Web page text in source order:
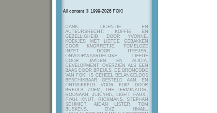
All content © 1999-2026 FOK!
DANK, LICENTIE EN
AUTEURSRECHT: KOFFIE EN
GEZELLIGHEID DOOR YVONNE,
KOEKJES MET LIEFDE GEBAKKEN
DOOR KNORRETJE, TOMELOZE
INZET DOOR ITEEJER,
ONVOORWAARDELIJKE LIEFDE
DOOR JAYDEN EN ALICIA,
DEVELOPMENT OVERZIEN ALS EEN
BAAS DOOR BREULS. DE BRONCODE
VAN FOK! IS GEHEEL BELANGELOOS
BESCHIKBAAR GESTELD AAN, EN
ONTWIKKELD VOOR FOK! DOOR
BREULS, ZOEM, THE_TERMINATOR,
ROONAAN, JUICYHIL, LIGHT, FAUX.,
FYAH, KNUT, RICKMANS, STEPHAN
SCHMIDT, AIDAN LISTER, TOM
BUSKENS, DVZ, HMAIL,